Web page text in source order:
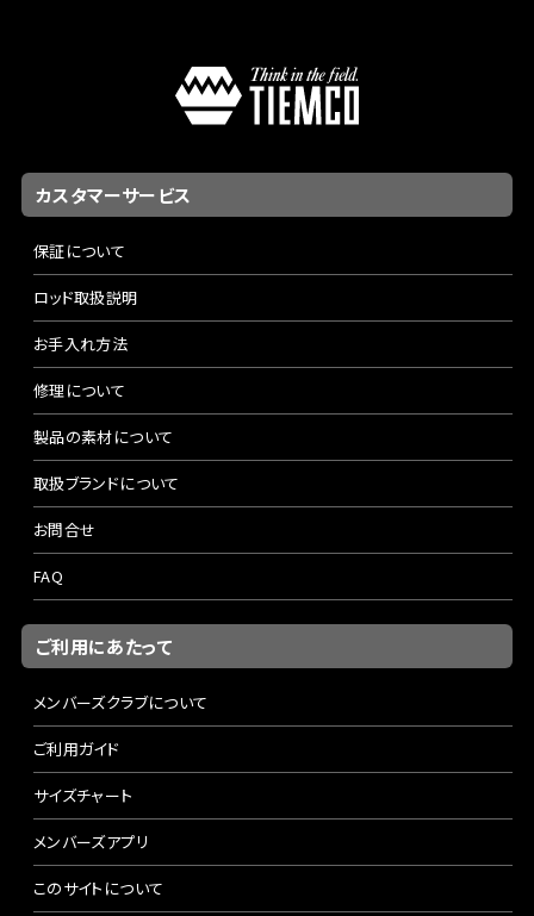
カスタマーサービス
保証について
ロッド取扱説明
お手入れ方法
修理について
製品の素材について
取扱ブランドについて
お問合せ
FAQ
ご利用にあたって
メンバーズクラブについて
ご利用ガイド
サイズチャート
メンバーズアプリ
このサイトについて